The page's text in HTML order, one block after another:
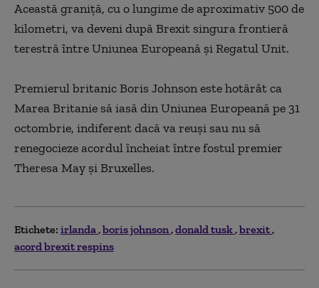
Această graniţă, cu o lungime de aproximativ 500 de
kilometri, va deveni după Brexit singura frontieră
terestră între Uniunea Europeană şi Regatul Unit.
Premierul britanic Boris Johnson este hotărât ca
Marea Britanie să iasă din Uniunea Europeană pe 31
octombrie, indiferent dacă va reuşi sau nu să
renegocieze acordul încheiat între fostul premier
Theresa May şi Bruxelles.
Etichete: irlanda boris johnson donald tusk brexit
acord brexit respins